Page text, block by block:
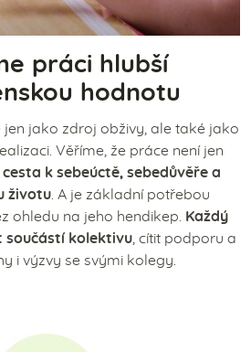
práci hlubší
hodnotu
jen jako zdroj obživy, ale také jako
Věříme, že práce není jen
cesta k sebeúctě, sebedůvěře a
životu . A je základní potřebou
ohledu na jeho hendikep. Každý
součástí kolektivu , cítit podporu a
i výzvy se svými kolegy.